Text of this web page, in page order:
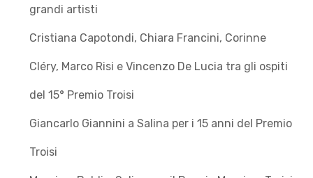
grandi artisti
Cristiana Capotondi, Chiara Francini, Corinne
Cléry, Marco Risi e Vincenzo De Lucia tra gli ospiti
del 15° Premio Troisi
Giancarlo Giannini a Salina per i 15 anni del Premio
Troisi